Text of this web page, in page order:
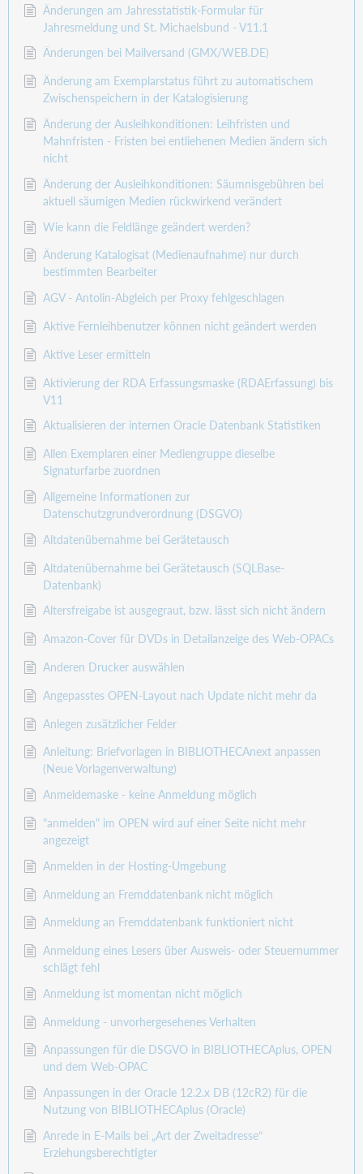
Änderungen am Jahresstatistik-Formular für
Jahresmeldung und St. Michaelsbund - V11.1
Änderungen bei Mailversand (GMX/WEB.DE)
Änderung am Exemplarstatus führt zu automatischem
Zwischenspeichern in der Katalogisierung
Änderung der Ausleihkonditionen: Leihfristen und
Mahnfristen - Fristen bei entliehenen Medien ändern sich
nicht
Änderung der Ausleihkonditionen: Säumnisgebühren bei
aktuell säumigen Medien rückwirkend verändert
Wie kann die Feldlänge geändert werden?
Änderung Katalogisat (Medienaufnahme) nur durch
bestimmten Bearbeiter
AGV - Antolin-Abgleich per Proxy fehlgeschlagen
Aktive Fernleihbenutzer können nicht geändert werden
Aktive Leser ermitteln
Aktivierung der RDA Erfassungsmaske (RDAErfassung) bis
V11
Aktualisieren der internen Oracle Datenbank Statistiken
Allen Exemplaren einer Mediengruppe dieselbe
Signaturfarbe zuordnen
Allgemeine Informationen zur
Datenschutzgrundverordnung (DSGVO)
Altdatenübernahme bei Gerätetausch
Altdatenübernahme bei Gerätetausch (SQLBase-
Datenbank)
Altersfreigabe ist ausgegraut, bzw. lässt sich nicht ändern
Amazon-Cover für DVDs in Detailanzeige des Web-OPACs
Anderen Drucker auswählen
Angepasstes OPEN-Layout nach Update nicht mehr da
Anlegen zusätzlicher Felder
Anleitung: Briefvorlagen in BIBLIOTHECAnext anpassen
(Neue Vorlagenverwaltung)
Anmeldemaske - keine Anmeldung möglich
"anmelden" im OPEN wird auf einer Seite nicht mehr
angezeigt
Anmelden in der Hosting-Umgebung
Anmeldung an Fremddatenbank nicht möglich
Anmeldung an Fremddatenbank funktioniert nicht
Anmeldung eines Lesers über Ausweis- oder Steuernummer
schlägt fehl
Anmeldung ist momentan nicht möglich
Anmeldung - unvorhergesehenes Verhalten
Anpassungen für die DSGVO in BIBLIOTHECAplus, OPEN
und dem Web-OPAC
Anpassungen in der Oracle 12.2.x DB (12cR2) für die
Nutzung von BIBLIOTHECAplus (Oracle)
Anrede in E-Mails bei „Art der Zweitadresse“
Erziehungsberechtigter